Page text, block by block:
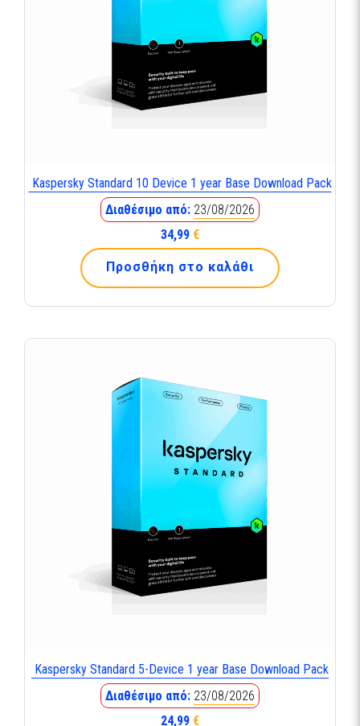
Kaspersky Standard 10 Device 1 year Base Download Pack
Διαθέσιμο από: 23/08/2026
34,99 €
Προσθήκη στο καλάθι
Kaspersky Standard 5-Device 1 year Base Download Pack
Διαθέσιμο από: 23/08/2026
24,99 €